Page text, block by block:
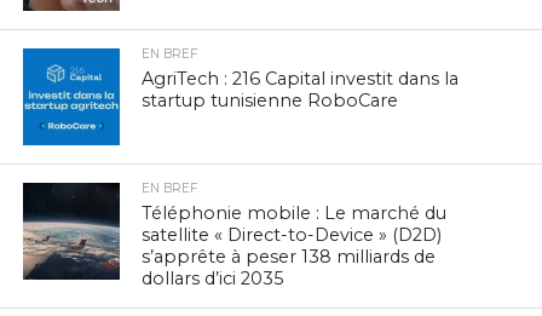
EN BREF
AgriTech : 216 Capital investit dans la
startup tunisienne RoboCare
EN BREF
Téléphonie mobile : Le marché du
satellite « Direct-to-Device » (D2D)
s’apprête à peser 138 milliards de
dollars d’ici 2035